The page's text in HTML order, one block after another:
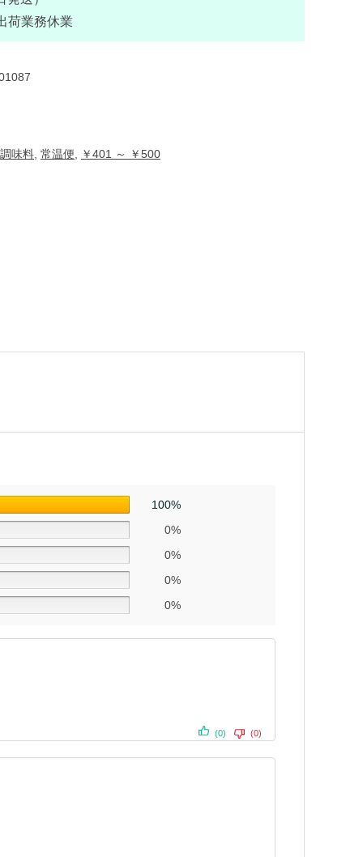
荷業務休業
味料 常温便
￥401 ～ ￥500
100%
0%
0%
0%
0%
(0) (0)